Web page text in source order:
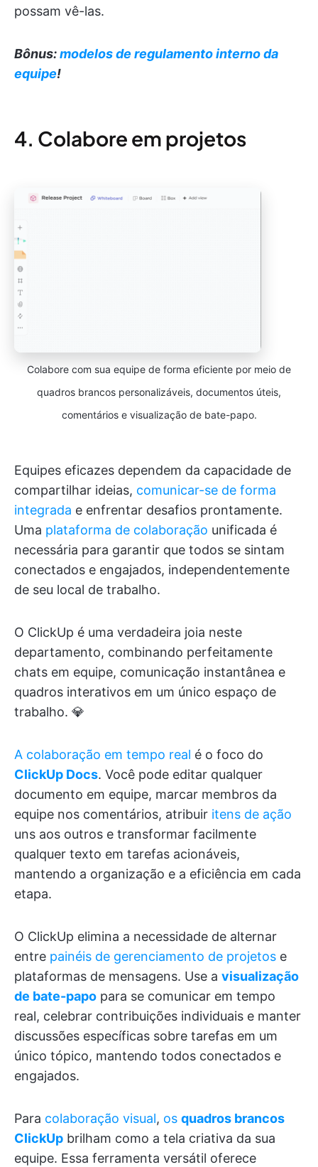
possam vê-las.
Bônus:modelos de regulamento interno da
equipe!
4. Colabore em projetos
Colabore com sua equipe de forma eficiente por meio de
quadros brancos personalizáveis, documentos úteis,
comentários e visualização de bate-papo.
Equipes eficazes dependem da capacidade de
compartilhar ideias, comunicar-se de forma
integrada e enfrentar desafios prontamente.
Uma plataforma de colaboração unificada é
necessária para garantir que todos se sintam
conectados e engajados, independentemente
de seu local de trabalho.
O ClickUp é uma verdadeira joia neste
departamento, combinando perfeitamente
chats em equipe, comunicação instantânea e
quadros interativos em um único espaço de
trabalho. 💎
A colaboração em tempo real é o foco do
ClickUp Docs. Você pode editar qualquer
documento em equipe, marcar membros da
equipe nos comentários, atribuir itens de ação
uns aos outros e transformar facilmente
qualquer texto em tarefas acionáveis,
mantendo a organização e a eficiência em cada
etapa.
O ClickUp elimina a necessidade de alternar
entre painéis de gerenciamento de projetos e
plataformas de mensagens. Use a visualização
de bate-papo para se comunicar em tempo
real, celebrar contribuições individuais e manter
discussões específicas sobre tarefas em um
único tópico, mantendo todos conectados e
engajados.
Para colaboração visual, os quadros brancos
ClickUp brilham como a tela criativa da sua
equipe. Essa ferramenta versátil oferece